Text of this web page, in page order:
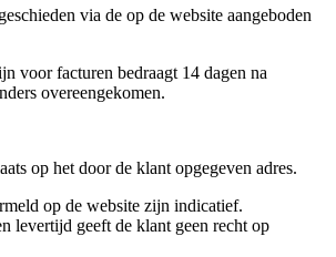
via de op de website aangeboden
voor facturen bedraagt 14 dagen na
overeengekomen.
op het door de klant opgegeven adres.
op de website zijn indicatief.
levertijd geeft de klant geen recht op